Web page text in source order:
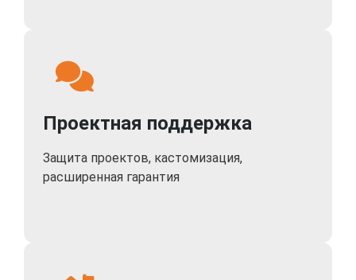
Проектная поддержка
Защита проектов, кастомизация,
расширенная гарантия